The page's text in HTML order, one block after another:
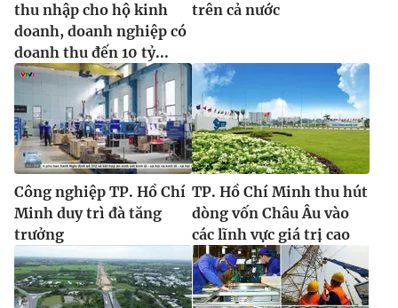
thu nhập cho hộ kinh
doanh, doanh nghiệp có
doanh thu đến 10 tỷ...
trên cả nước
Công nghiệp TP. Hồ Chí
Minh duy trì đà tăng
trưởng
TP. Hồ Chí Minh thu hút
dòng vốn Châu Âu vào
các lĩnh vực giá trị cao